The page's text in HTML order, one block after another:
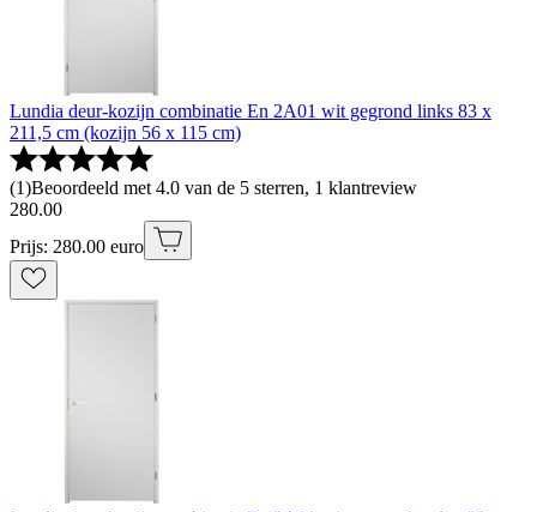
Lundia deur-kozijn combinatie En 2A01 wit gegrond links 83 x
211,5 cm (kozijn 56 x 115 cm)
(1)Beoordeeld met 4.0 van de 5 sterren, 1 klantreview
280.00
Prijs: 280.00 euro